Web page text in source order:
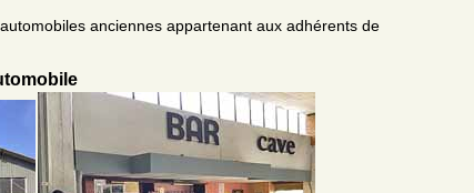
anciennes appartenant aux adhérents de